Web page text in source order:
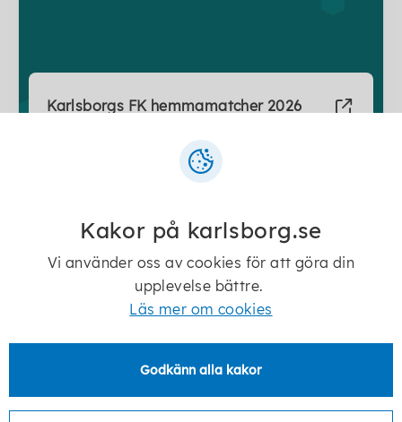
Karlsborgs FK hemmamatcher 2026
Kakor på karlsborg.se
Vi använder oss av cookies för att göra din
upplevelse bättre.
Läs mer om cookies
Godkänn alla kakor